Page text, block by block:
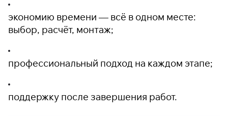
экономию времени — всё в одном месте:
выбор, расчёт, монтаж;
профессиональный подход на каждом этапе;
поддержку после завершения работ.